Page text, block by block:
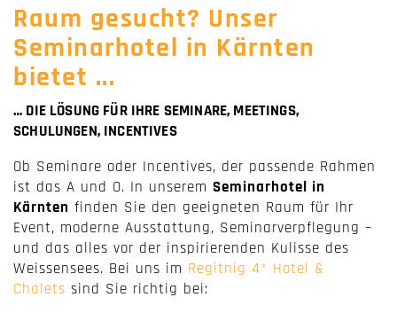
Raum gesucht? Unser
Seminarhotel in Kärnten
bietet ...
… DIE LÖSUNG FÜR IHRE SEMINARE, MEETINGS,
SCHULUNGEN, INCENTIVES
Ob Seminare oder Incentives, der passende Rahmen
ist das A und O. In unserem Seminarhotel in
Kärnten finden Sie den geeigneten Raum für Ihr
Event, moderne Ausstattung, Seminarverpflegung –
und das alles vor der inspirierenden Kulisse des
Weissensees. Bei uns im Regitnig 4* Hotel &
Chalets sind Sie richtig bei: